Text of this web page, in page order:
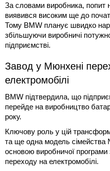
За словами виробника, попит
виявився високим ще до
Тому BMW планує швидко
збільшуючи виробничі
підприємстві.
Завод у Мюнхені
електромобілі
BMW підтвердила, що
перейде на виробництво
року.
Ключову роль у цій
та ще одна модель сімейства
основою виробничої
переходу на електромобілі.